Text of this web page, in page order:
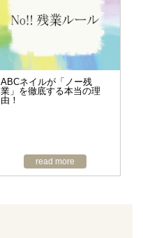
ABCネイルが「ノー残
業」を徹底する本当の理
由！
read more